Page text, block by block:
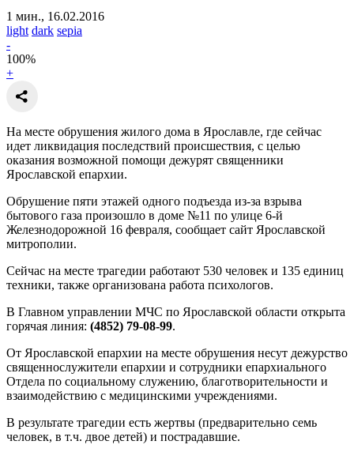
1 мин., 16.02.2016
light dark sepia
-
100%
+
На месте обрушения жилого дома в Ярославле, где сейчас
идет ликвидация последствий происшествия, с целью
оказания возможной помощи дежурят священники
Ярославской епархии.
Обрушение пяти этажей одного подъезда из-за взрыва
бытового газа произошло в доме №11 по улице 6-й
Железнодорожной 16 февраля, сообщает сайт Ярославской
митрополии.
Сейчас на месте трагедии работают 530 человек и 135 единиц
техники, также организована работа психологов.
В Главном управлении МЧС по Ярославской области открыта
горячая линия: (4852) 79-08-99.
От Ярославской епархии на месте обрушения несут дежурство
священнослужители епархии и сотрудники епархиального
Отдела по социальному служению, благотворительности и
взаимодействию с медицинскими учреждениями.
В результате трагедии есть жертвы (предварительно семь
человек, в т.ч. двое детей) и пострадавшие.